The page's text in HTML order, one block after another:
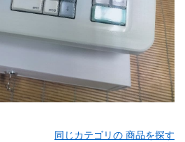
同じカテゴリの 商品を探す